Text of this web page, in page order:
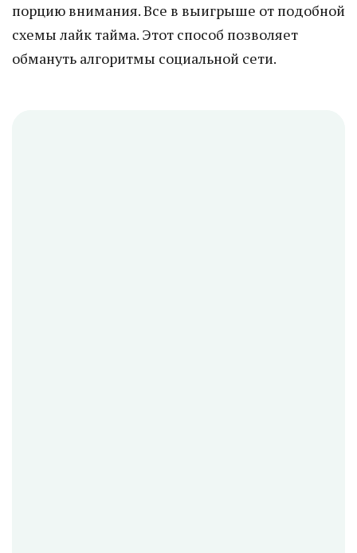
порцию внимания. Все в выигрыше от подобной
схемы лайк тайма. Этот способ позволяет
обмануть алгоритмы социальной сети.